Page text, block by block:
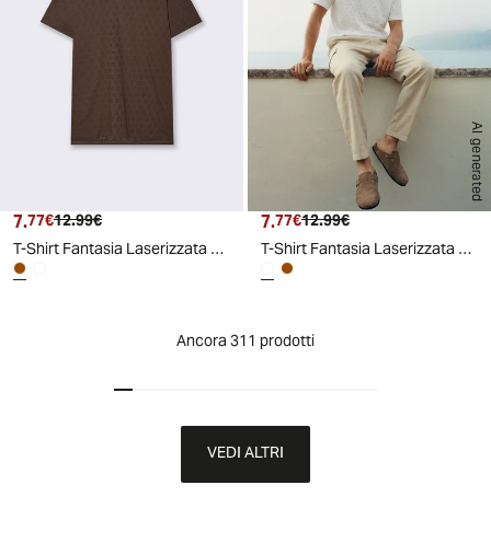
Prezzo attuale
7.77€ Prezzo originale
12.99€
T-Shirt Fantasia Laserizzata Maniche Corte - Moro
AI generated
Prezzo attuale
7.77€ Prezzo originale
12.99€
T-Shirt Fantasia Laserizzata Maniche Corte - Bianco
Ancora 311 prodotti
VEDI ALTRI